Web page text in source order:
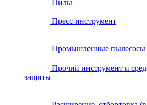
Пилы
Пресс-инструмент
Промышленные пылесосы
Прочий инструмент и
защиты